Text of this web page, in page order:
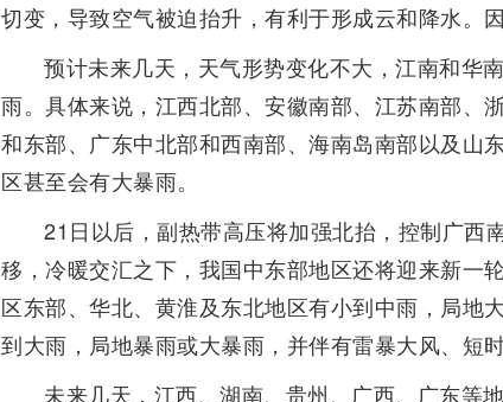
切变，导致空气被迫抬升，有利于形成云和降水。
预计未来几天，天气形势变化不大，江南和华
雨。具体来说，江西北部、安徽南部、江苏南部、
和东部、广东中北部和西南部、海南岛南部以及山
区甚至会有大暴雨。
21日以后，副热带高压将加强北抬，控制广西
移，冷暖交汇之下，我国中东部地区还将迎来新一
区东部、华北、黄淮及东北地区有小到中雨，局地
到大雨，局地暴雨或大暴雨，并伴有雷暴大风、短
未来几天，江西、湖南、贵州、广西、广东等